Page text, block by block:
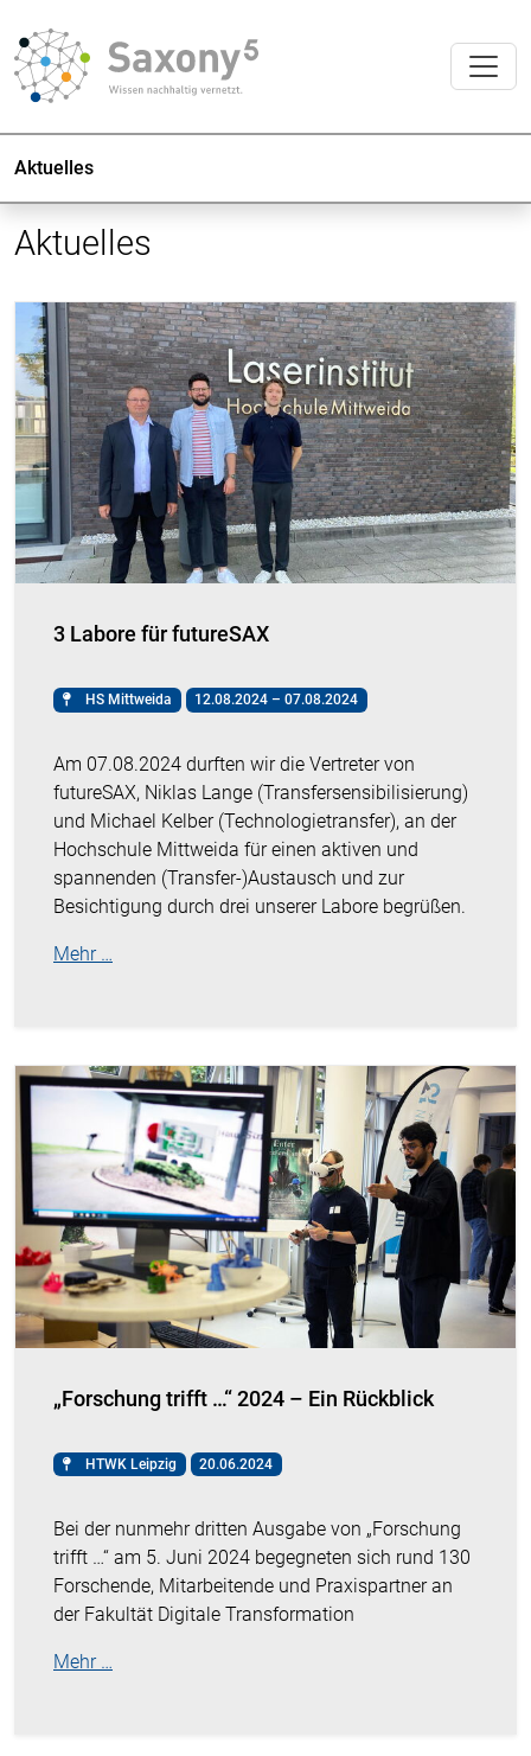
Aktuelles
Aktuelles
3 Labore für futureSAX
HS Mittweida 12.08.2024 – 07.08.2024
Am 07.08.2024 durften wir die Vertreter von
futureSAX, Niklas Lange (Transfersensibilisierung)
und Michael Kelber (Technologietransfer), an der
Hochschule Mittweida für einen aktiven und
spannenden (Transfer-)Austausch und zur
Besichtigung durch drei unserer Labore begrüßen.
Mehr …
„Forschung trifft …“ 2024 – Ein Rückblick
HTWK Leipzig 20.06.2024
Bei der nunmehr dritten Ausgabe von „Forschung
trifft …“ am 5. Juni 2024 begegneten sich rund 130
Forschende, Mitarbeitende und Praxispartner an
der Fakultät Digitale Transformation
Mehr …